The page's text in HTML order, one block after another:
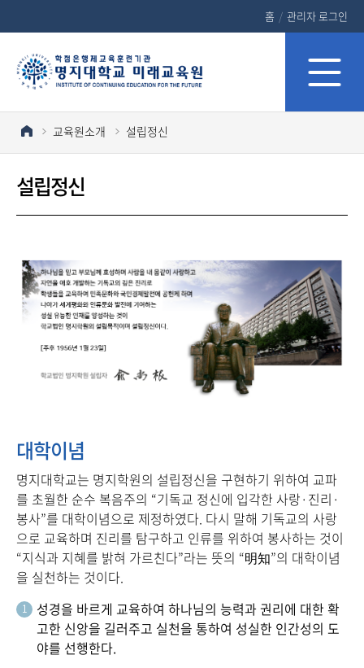
홈 / 관리자 로그인
교육원소개 설립정신
설립정신
대학이념
명지대학교는 명지학원의 설립정신을 구현하기 위하여 교파
를 초월한 순수 복음주의 “기독교 정신에 입각한 사랑· 진리 ·
봉사”를 대학이념으로 제정하였다. 다시 말해 기독교의 사랑
으로 교육하며 진리를 탐구하고 인류를 위하여 봉사하는 것이
“지식과 지혜를 밝혀 가르친다”라는 뜻의 “明知”의 대학이념
을 실천하는 것이다.
1
성경을 바르게 교육하여 하나님의 능력과 권리에 대한 확
고한 신앙을 길러주고 실천을 통하여 성실한 인간성의 도
야를 선행한다.